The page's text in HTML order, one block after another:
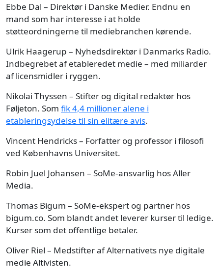
Ebbe Dal – Direktør i Danske Medier. Endnu en
mand som har interesse i at holde
støtteordningerne til mediebranchen kørende.
Ulrik Haagerup – Nyhedsdirektør i Danmarks Radio.
Indbegrebet af etableredet medie – med miliarder
af licensmidler i ryggen.
Nikolai Thyssen – Stifter og digital redaktør hos
Føljeton. Som fik 4,4 millioner alene i
etableringsydelse til sin elitære avis.
Vincent Hendricks – Forfatter og professor i filosofi
ved Københavns Universitet.
Robin Juel Johansen – SoMe-ansvarlig hos Aller
Media.
Thomas Bigum – SoMe-ekspert og partner hos
bigum.co. Som blandt andet leverer kurser til ledige.
Kurser som det offentlige betaler.
Oliver Riel – Medstifter af Alternativets nye digitale
medie Altivisten.